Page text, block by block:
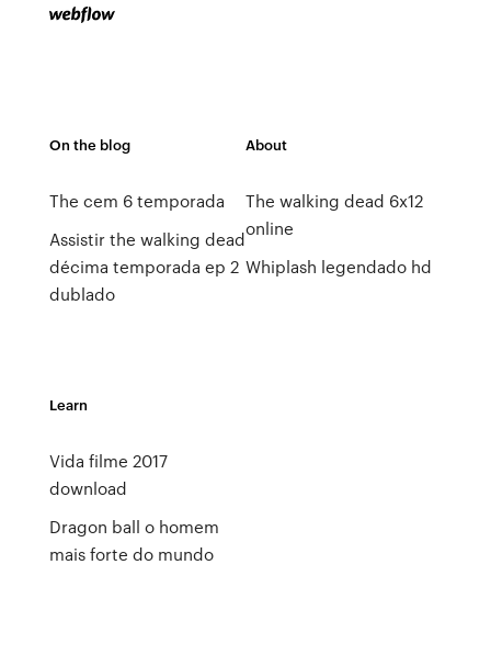
On the blog
The cem 6 temporada
Assistir the walking dead
décima temporada ep 2
dublado
About
The walking dead 6x12
online
Whiplash legendado hd
Learn
Vida filme 2017
download
Dragon ball o homem
mais forte do mundo